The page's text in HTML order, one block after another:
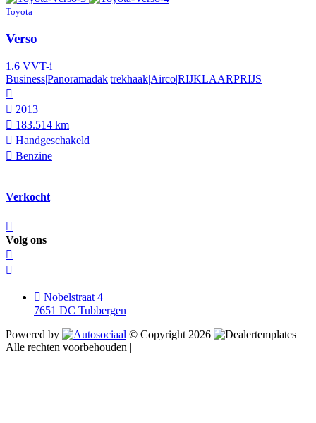
Toyota
Verso
1.6 VVT-i
Business|Panoramadak|trekhaak|Airco|RIJKLAARPRIJS
2013
183.514 km
Hand­geschakeld
Benzine
Verkocht
Volg ons
Nobelstraat 4
7651 DC Tubbergen
Powered by
© Copyright 2026
Alle rechten voorbehouden |